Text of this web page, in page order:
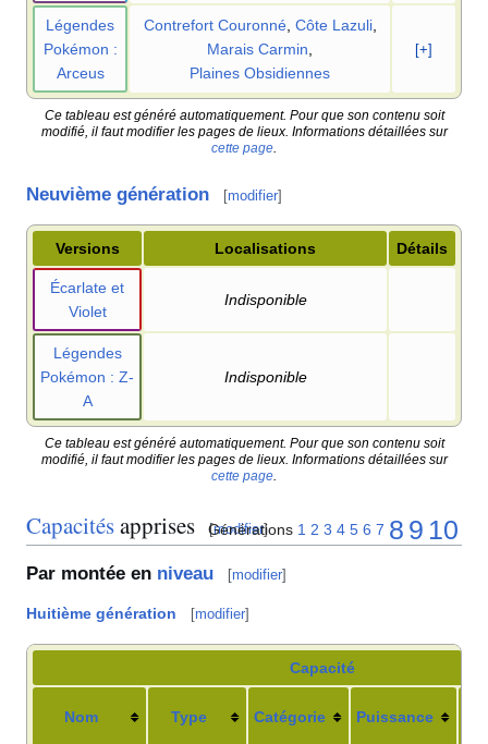
Légendes
Pokémon :
Arceus
Contrefort Couronné, Côte Lazuli,
Marais Carmin,
Plaines Obsidiennes
[+]
Ce tableau est généré automatiquement. Pour que son contenu soit
modifié, il faut modifier les pages de lieux. Informations détaillées sur
cette page
Neuvième génération [modifier]
Versions Localisations Détails
Écarlate et
Violet
Indisponible
Légendes
Pokémon : Z-
A
Indisponible
Ce tableau est généré automatiquement. Pour que son contenu soit
modifié, il faut modifier les pages de lieux. Informations détaillées sur
cette page
Capacitésapprises [modifier]
Générations 1 2 3 4 5 6 7 8 9 10
Par montée en niveau [modifier]
Huitième génération [modifier]
Capacité
Nom Type Catégorie Puissance